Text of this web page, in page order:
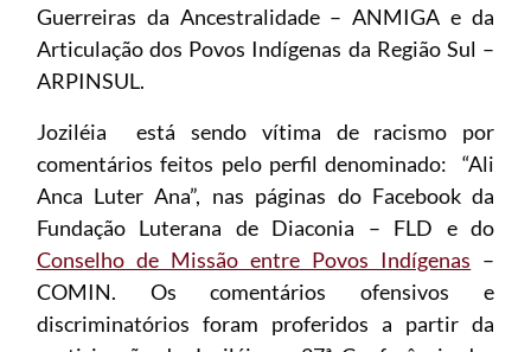
Guerreiras da Ancestralidade – ANMIGA e da
Articulação dos Povos Indígenas da Região Sul –
ARPINSUL.
Joziléia está sendo vítima de racismo por
comentários feitos pelo perfil denominado: “Ali
Anca Luter Ana”, nas páginas do Facebook da
Fundação Luterana de Diaconia – FLD e do
Conselho de Missão entre Povos Indígenas –
COMIN. Os comentários ofensivos e
discriminatórios foram proferidos a partir da